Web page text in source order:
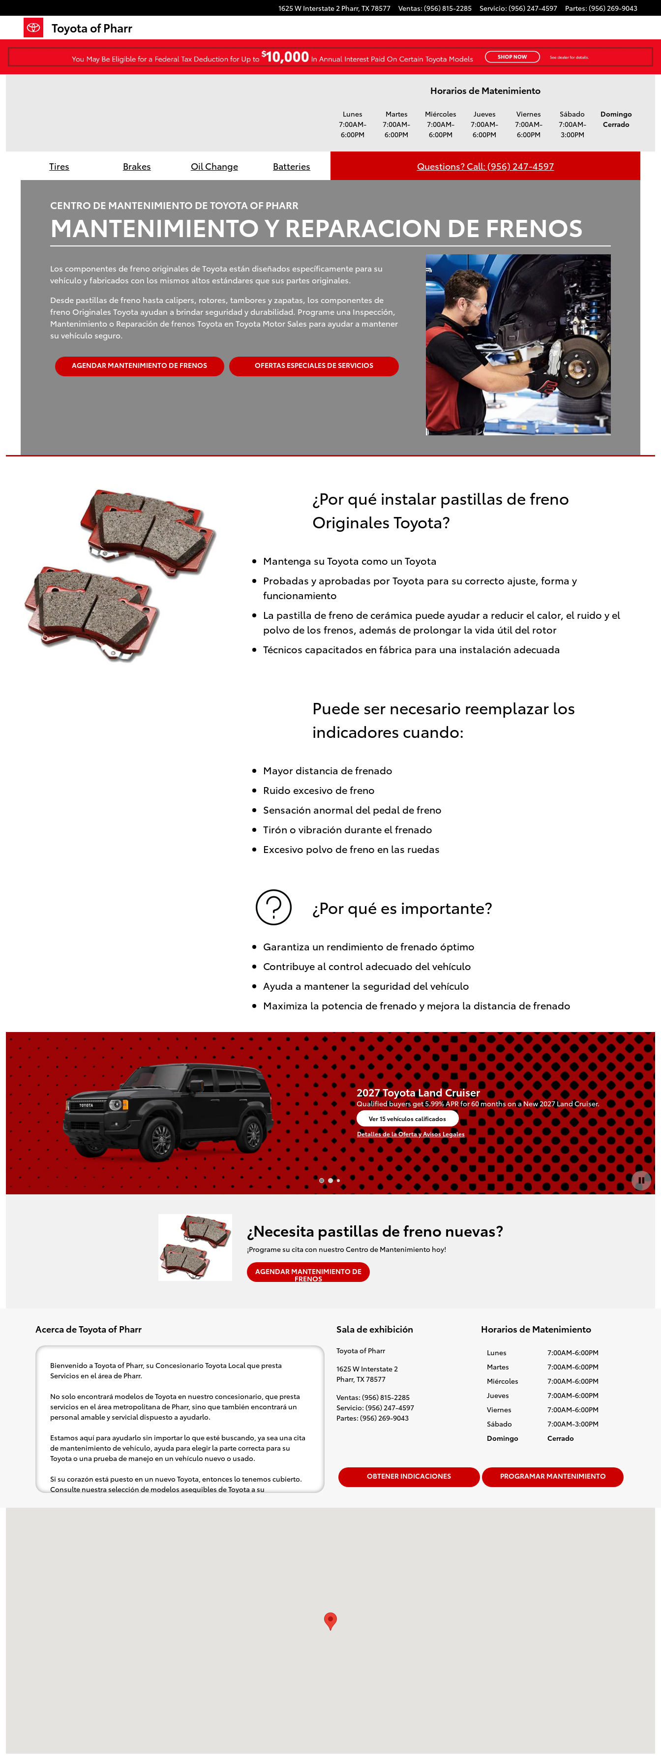
1625 W Interstate 2 Pharr, TX78577 Ventas: (956) 815-2285 Servicio: (956) 247-4597 Partes: (956) 269-9043
Toyota of Pharr
Horarios de Matenimiento
Lunes
7:00AM-
6:00PM
Martes
7:00AM-
6:00PM
Miércoles
7:00AM-
6:00PM
Jueves
7:00AM-
6:00PM
Viernes
7:00AM-
6:00PM
Sábado
7:00AM-
3:00PM
Domingo
Cerrado
Tires Brakes Oil Change Batteries Questions? Call: (956) 247-4597
CENTRO DE MANTENIMIENTO DE TOYOTA OF PHARR
MANTENIMIENTO Y REPARACION DE FRENOS
Los componentes de freno originales de Toyota están diseñados específicamente para su
vehículo y fabricados con los mismos altos estándares que sus partes originales.
Desde pastillas de freno hasta calipers, rotores, tambores y zapatas, los componentes de
freno Originales Toyota ayudan a brindar seguridad y durabilidad. Programe una Inspección,
Mantenimiento o Reparación de frenos Toyota en Toyota Motor Sales para ayudar a mantener
su vehículo seguro.
AGENDAR MANTENIMIENTO DE FRENOS OFERTAS ESPECIALES DE SERVICIOS
¿Por qué instalar pastillas de freno
Originales Toyota?
Mantenga su Toyota como un Toyota
Probadas y aprobadas por Toyota para su correcto ajuste, forma y
funcionamiento
La pastilla de freno de cerámica puede ayudar a reducir el calor, el ruido y el
polvo de los frenos, además de prolongar la vida útil del rotor
Técnicos capacitados en fábrica para una instalación adecuada
Puede ser necesario reemplazar los
indicadores cuando:
Mayor distancia de frenado
Ruido excesivo de freno
Sensación anormal del pedal de freno
Tirón o vibración durante el frenado
Excesivo polvo de freno en las ruedas
¿Por qué es importante?
Garantiza un rendimiento de frenado óptimo
Contribuye al control adecuado del vehículo
Ayuda a mantener la seguridad del vehículo
Maximiza la potencia de frenado y mejora la distancia de frenado
2027 Toyota Land Cruiser
Qualified buyers get 5.99% APR for 60 months on a New 2027 Land Cruiser.
Ver 15 vehículos calificados
abrir en la misma pestaña
Detalles de la Oferta y Avisos Legales
Open Incentive Modal
¿Necesita pastillas de freno nuevas?
¡Programe su cita con nuestro Centro de Mantenimiento hoy!
AGENDAR MANTENIMIENTO DE
FRENOS
Acerca de Toyota of Pharr
Bienvenido a Toyota of Pharr, su Concesionario Toyota Local que presta
Servicios en el área de Pharr.
No solo encontrará modelos de Toyota en nuestro concesionario, que presta
servicios en el área metropolitana de Pharr, sino que también encontrará un
personal amable y servicial dispuesto a ayudarlo.
Estamos aquí para ayudarlo sin importar lo que esté buscando, ya sea una cita
de mantenimiento de vehículo, ayuda para elegir la parte correcta para su
Toyota o una prueba de manejo en un vehículo nuevo o usado.
Si su corazón está puesto en un nuevo Toyota, entonces lo tenemos cubierto.
Consulte nuestra selección de modelos asequibles de Toyota a su
de placer (es decir, una prueba de manejo). Cantar al ritmo de la radio, aunque
Sala de exhibición
Toyota of Pharr
1625 W Interstate 2
Pharr, TX78577
Ventas: (956) 815-2285
Servicio: (956) 247-4597
Partes: (956) 269-9043
Horarios de Matenimiento
Lunes
7:00AM-6:00PM
Martes
7:00AM-6:00PM
Miércoles
7:00AM-6:00PM
Jueves
7:00AM-6:00PM
Viernes
7:00AM-6:00PM
Sábado
7:00AM-3:00PM
Domingo
Cerrado
OBTENER INDICACIONES PROGRAMAR MANTENIMIENTO